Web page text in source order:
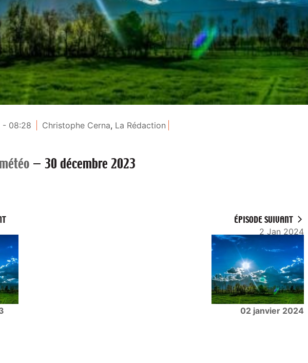
- 08:28 Christophe Cerna, La Rédaction
— 30 décembre 2023
ÉPISODE SUIVANT
2 Jan 2024
02 janvier 2024